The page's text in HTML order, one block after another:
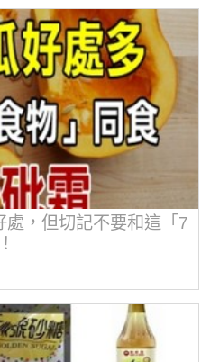
，但切記不要和這「7